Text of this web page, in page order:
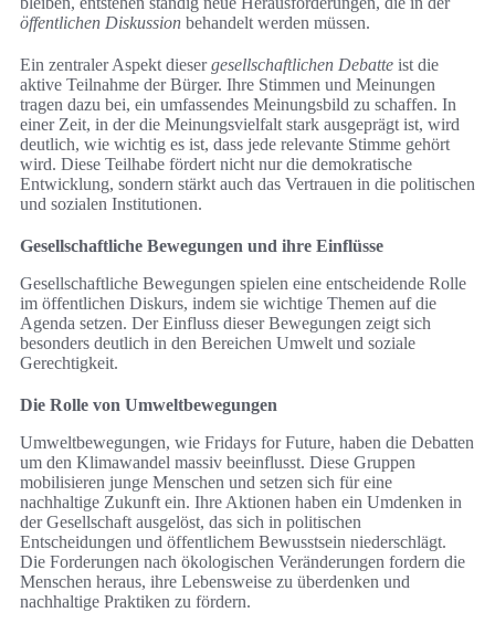
öffentlichen Diskussion behandelt werden müssen.
Ein zentraler Aspekt diesergesellschaftlichen Debatte ist die
aktive Teilnahme der Bürger. Ihre Stimmen und Meinungen
tragen dazu bei, ein umfassendes Meinungsbild zu schaffen. In
einer Zeit, in der die Meinungsvielfalt stark ausgeprägt ist, wird
deutlich, wie wichtig es ist, dass jede relevante Stimme gehört
wird. Diese Teilhabe fördert nicht nur die demokratische
Entwicklung, sondern stärkt auch das Vertrauen in die politischen
und sozialen Institutionen.
Gesellschaftliche Bewegungen und ihre Einflüsse
Gesellschaftliche Bewegungen spielen eine entscheidende Rolle
im öffentlichen Diskurs, indem sie wichtige Themen auf die
Agenda setzen. Der Einfluss dieser Bewegungen zeigt sich
besonders deutlich in den Bereichen Umwelt und soziale
Gerechtigkeit.
Die Rolle von Umweltbewegungen
Umweltbewegungen, wie Fridays for Future, haben die Debatten
um den Klimawandel massiv beeinflusst. Diese Gruppen
mobilisieren junge Menschen und setzen sich für eine
nachhaltige Zukunft ein. Ihre Aktionen haben ein Umdenken in
der Gesellschaft ausgelöst, das sich in politischen
Entscheidungen und öffentlichem Bewusstsein niederschlägt.
Die Forderungen nach ökologischen Veränderungen fordern die
Menschen heraus, ihre Lebensweise zu überdenken und
nachhaltige Praktiken zu fördern.